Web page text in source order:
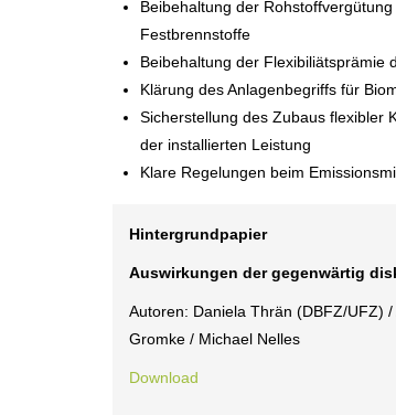
Beibehaltung der
Festbrennstoffe
Beibehaltung der Flexibiliätsprämie
Klärung des Anlagenbegriffs für
Sicherstellung des Zubaus flexibler
der installierten Leistung
Klare Regelungen beim
Hintergrundpapier
Auswirkungen der gegenwärtig
Autoren: Daniela Thrän (DBFZ/UFZ)
Gromke / Michael Nelles
Download